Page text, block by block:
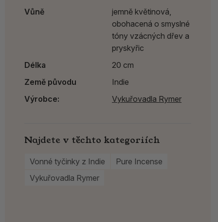
Vůně
jemně květinová,
obohacená o smyslné
tóny vzácných dřev a
pryskyřic
Délka
20 cm
Země původu
Indie
Výrobce:
Vykuřovadla Rymer
Najdete v těchto kategoriích
Vonné tyčinky z Indie
Pure Incense
Vykuřovadla Rymer